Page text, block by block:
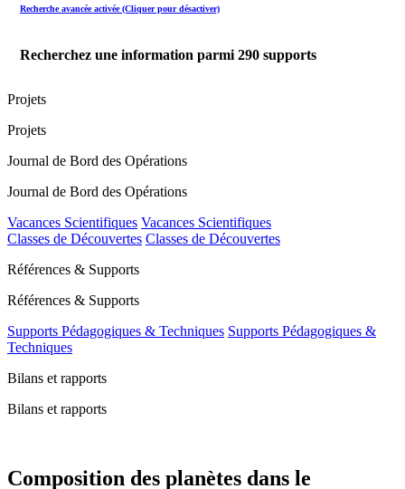
Recherche avancée activée (Cliquer pour désactiver)
Recherchez une information parmi 290 supports
Projets
Projets
Journal de Bord des Opérations
Journal de Bord des Opérations
Vacances Scientifiques Vacances Scientifiques
Classes de Découvertes Classes de Découvertes
Références & Supports
Références & Supports
Supports Pédagogiques & Techniques Supports Pédagogiques &
Techniques
Bilans et rapports
Bilans et rapports
Composition des planètes dans le